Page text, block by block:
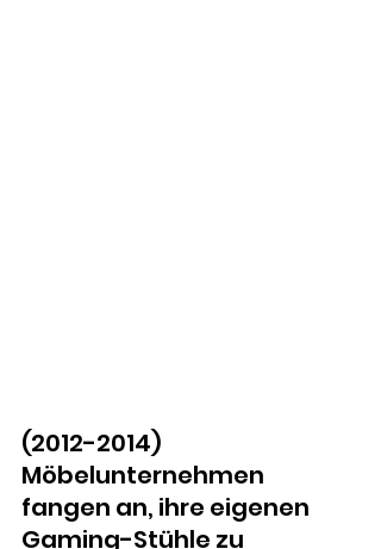
(2012-2014)
Möbelunternehmen
fangen an, ihre eigenen
Gaming-Stühle zu